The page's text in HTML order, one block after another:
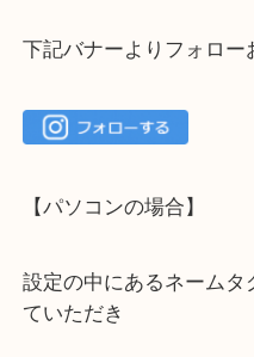
・当店でよく聞くQ＆A
下記バナーではお客様
ご不安な方は一度ご参